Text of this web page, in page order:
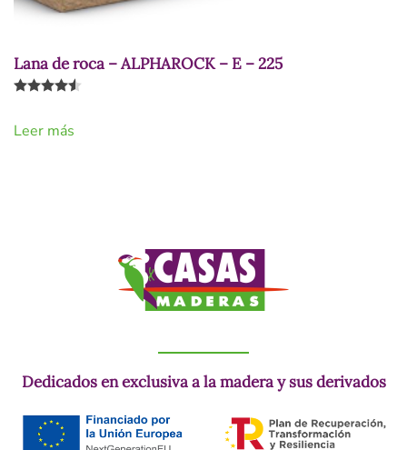
Lana de roca – ALPHAROCK – E – 225
Leer más
Dedicados en exclusiva a la madera y sus derivados